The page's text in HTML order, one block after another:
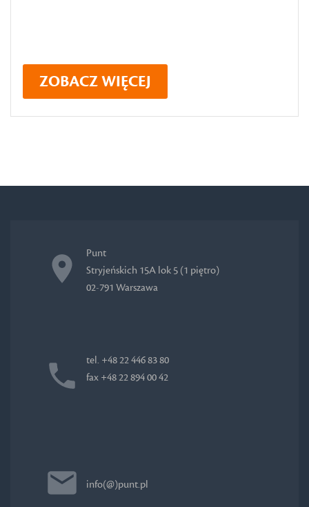
ZOBACZ WIĘCEJ
Punt
Stryjeńskich 15A lok 5 (1 piętro)
02-791 Warszawa
tel. +48 22 446 83 80
fax +48 22 894 00 42
info(@)punt.pl